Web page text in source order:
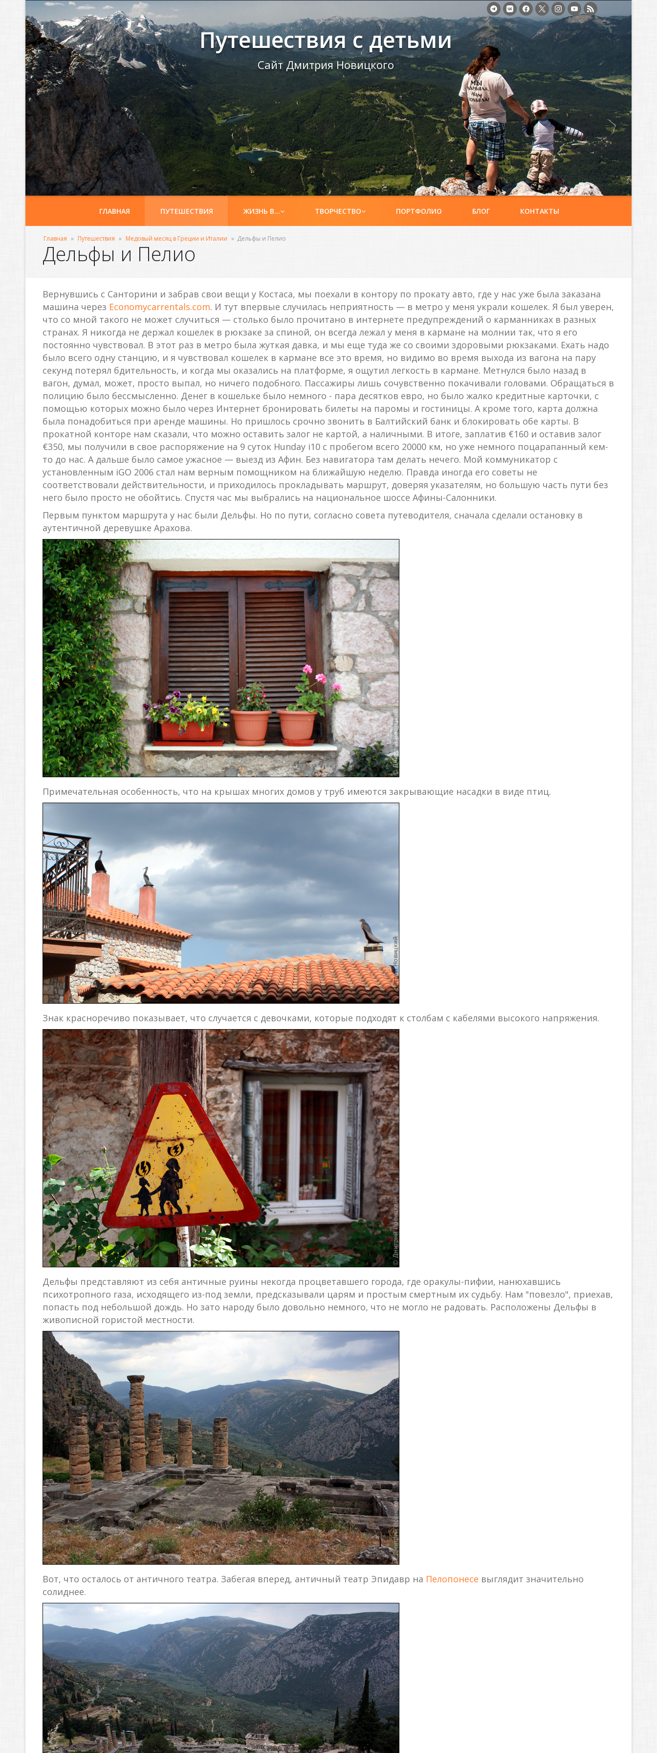
Путешествия с детьми
Сайт Дмитрия Новицкого
ГЛАВНАЯ ПУТЕШЕСТВИЯ ЖИЗНЬ В… ТВОРЧЕСТВО ПОРТФОЛИО БЛОГ КОНТАКТЫ
Главная » Путешествия » Медовый месяц в Греции и Италии » Дельфы и Пелио
Дельфы и Пелио
Вернувшись с Санторини и забрав свои вещи у Костаса, мы поехали в контору по прокату авто, где у нас уже была заказана
машина через Economycarrentals.com. И тут впервые случилась неприятность — в метро у меня украли кошелек. Я был уверен,
что со мной такого не может случиться — столько было прочитано в интернете предупреждений о карманниках в разных
странах. Я никогда не держал кошелек в рюкзаке за спиной, он всегда лежал у меня в кармане на молнии так, что я его
постоянно чувствовал. В этот раз в метро была жуткая давка, и мы еще туда же со своими здоровыми рюкзаками. Ехать надо
было всего одну станцию, и я чувствовал кошелек в кармане все это время, но видимо во время выхода из вагона на пару
секунд потерял бдительность, и когда мы оказались на платформе, я ощутил легкость в кармане. Метнулся было назад в
вагон, думал, может, просто выпал, но ничего подобного. Пассажиры лишь сочувственно покачивали головами. Обращаться в
полицию было бессмысленно. Денег в кошельке было немного - пара десятков евро, но было жалко кредитные карточки, с
помощью которых можно было через Интернет бронировать билеты на паромы и гостиницы. А кроме того, карта должна
была понадобиться при аренде машины. Но пришлось срочно звонить в Балтийский банк и блокировать обе карты. В
прокатной конторе нам сказали, что можно оставить залог не картой, а наличными. В итоге, заплатив €160 и оставив залог
€350, мы получили в свое распоряжение на 9 суток Hunday i10 с пробегом всего 20000 км, но уже немного поцарапанный кем-
то до нас. А дальше было самое ужасное — выезд из Афин. Без навигатора там делать нечего. Мой коммуникатор с
установленным iGO 2006 стал нам верным помощником на ближайшую неделю. Правда иногда его советы не
соответствовали действительности, и приходилось прокладывать маршрут, доверяя указателям, но большую часть пути без
него было просто не обойтись. Спустя час мы выбрались на национальное шоссе Афины-Салонники.
Первым пунктом маршрута у нас были Дельфы. Но по пути, согласно совета путеводителя, сначала сделали остановку в
аутентичной деревушке Арахова.
Примечательная особенность, что на крышах многих домов у труб имеются закрывающие насадки в виде птиц.
Знак красноречиво показывает, что случается с девочками, которые подходят к столбам с кабелями высокого напряжения.
Дельфы представляют из себя античные руины некогда процветавшего города, где оракулы-пифии, нанюхавшись
психотропного газа, исходящего из-под земли, предсказывали царям и простым смертным их судьбу. Нам "повезло", приехав,
попасть под небольшой дождь. Но зато народу было довольно немного, что не могло не радовать. Расположены Дельфы в
живописной гористой местности.
Вот, что осталось от античного театра. Забегая вперед, античный театр Эпидавр на Пелопонесе выглядит значительно
солиднее.